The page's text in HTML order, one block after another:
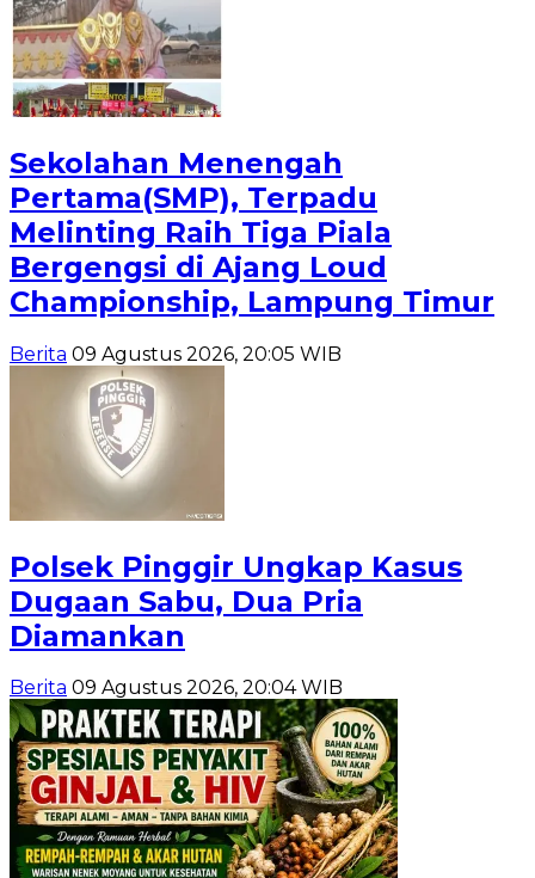
Sekolahan Menengah
Pertama(SMP), Terpadu
Melinting Raih Tiga Piala
Bergengsi di Ajang Loud
Championship, Lampung Timur
Berita 09 Agustus 2026, 20:05 WIB
Polsek Pinggir Ungkap Kasus
Dugaan Sabu, Dua Pria
Diamankan
Berita 09 Agustus 2026, 20:04 WIB